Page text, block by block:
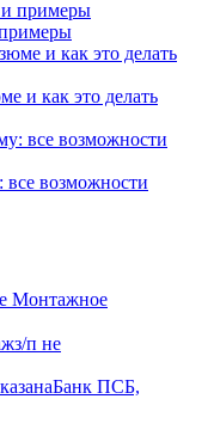
и как это делать
все возможности
Монтажное
з/п не
Банк ПСБ,